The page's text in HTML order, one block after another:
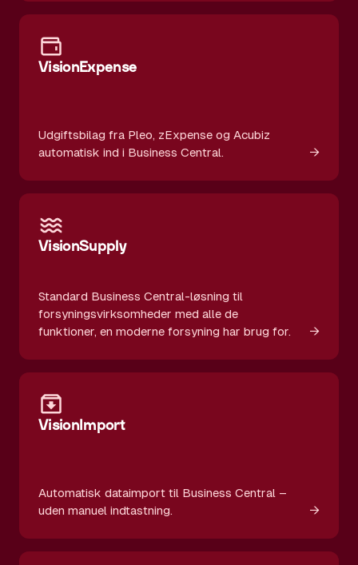
VisionExpense
Udgiftsbilag fra Pleo, zExpense og Acubiz
automatisk ind i Business Central.
→
VisionSupply
Standard Business Central-løsning til
forsyningsvirksomheder med alle de
funktioner, en moderne forsyning har brug for.
→
VisionImport
Automatisk dataimport til Business Central –
uden manuel indtastning.
→